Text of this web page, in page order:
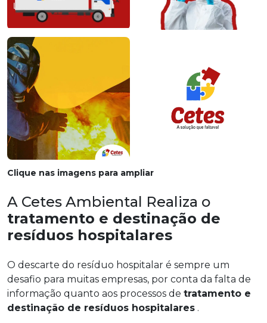
Clique nas imagens para ampliar
A Cetes Ambiental Realiza o
tratamento e destinação de
resíduos hospitalares
O descarte do resíduo hospitalar é sempre um
desafio para muitas empresas, por conta da falta de
informação quanto aos processos de tratamento e
destinação de resíduos hospitalares .